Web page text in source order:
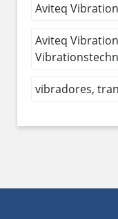
Aviteq
Aviteq
vibradores,